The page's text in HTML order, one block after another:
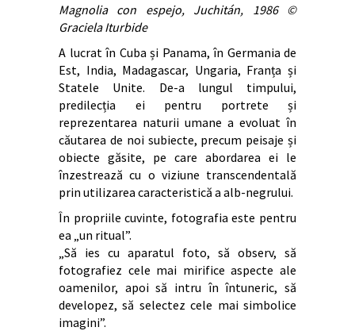
Magnolia con espejo, Juchitán, 1986 ©
Graciela Iturbide
A lucrat în Cuba și Panama, în Germania de
Est, India, Madagascar, Ungaria, Franța și
Statele Unite. De-a lungul timpului,
predilecția ei pentru portrete și
reprezentarea naturii umane a evoluat în
căutarea de noi subiecte, precum peisaje și
obiecte găsite, pe care abordarea ei le
înzestrează cu o viziune transcendentală
prin utilizarea caracteristică a alb-negrului.
În propriile cuvinte, fotografia este pentru
ea „un ritual”.
„Să ies cu aparatul foto, să observ, să
fotografiez cele mai mirifice aspecte ale
oamenilor, apoi să intru în întuneric, să
developez, să selectez cele mai simbolice
imagini”.